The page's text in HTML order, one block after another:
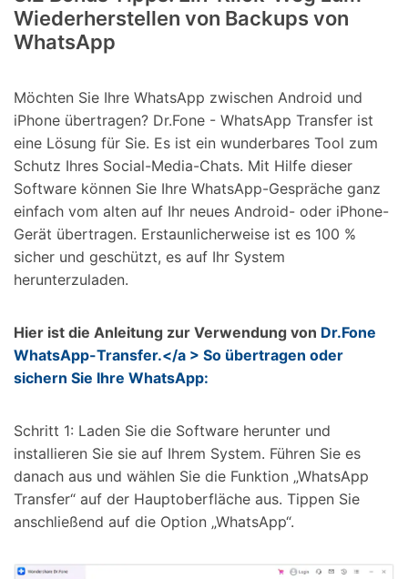
Wiederherstellen von Backups von
WhatsApp
Möchten Sie Ihre WhatsApp zwischen Android und
iPhone übertragen? Dr.Fone - WhatsApp Transfer ist
eine Lösung für Sie. Es ist ein wunderbares Tool zum
Schutz Ihres Social-Media-Chats. Mit Hilfe dieser
Software können Sie Ihre WhatsApp-Gespräche ganz
einfach vom alten auf Ihr neues Android- oder iPhone-
Gerät übertragen. Erstaunlicherweise ist es 100 %
sicher und geschützt, es auf Ihr System
herunterzuladen.
Hier ist die Anleitung zur Verwendung von Dr.Fone
WhatsApp-Transfer.</a > So übertragen oder
sichern Sie Ihre WhatsApp:
Schritt 1: Laden Sie die Software herunter und
installieren Sie sie auf Ihrem System. Führen Sie es
danach aus und wählen Sie die Funktion „WhatsApp
Transfer“ auf der Hauptoberfläche aus. Tippen Sie
anschließend auf die Option „WhatsApp“.